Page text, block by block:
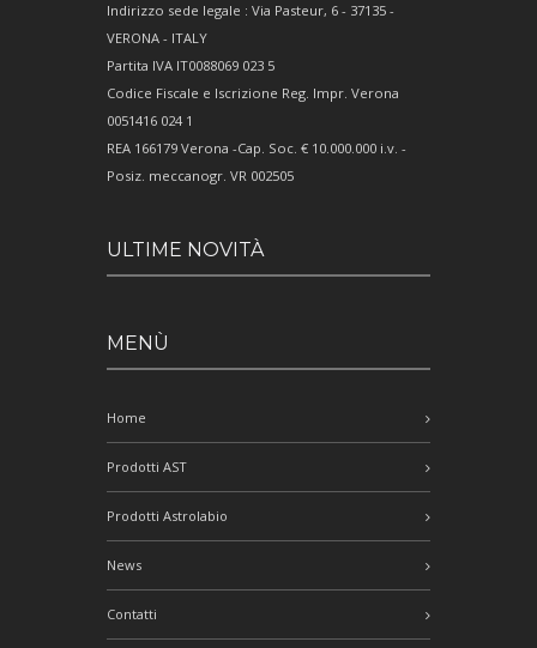
Indirizzo sede legale : Via Pasteur, 6 - 37135 -
VERONA - ITALY
Partita IVA IT0088069 023 5
Codice Fiscale e Iscrizione Reg. Impr. Verona
0051416 024 1
REA 166179 Verona -Cap. Soc. € 10.000.000 i.v. -
Posiz. meccanogr. VR 002505
ULTIME NOVITÀ
MENÙ
Home
Prodotti AST
Prodotti Astrolabio
News
Contatti